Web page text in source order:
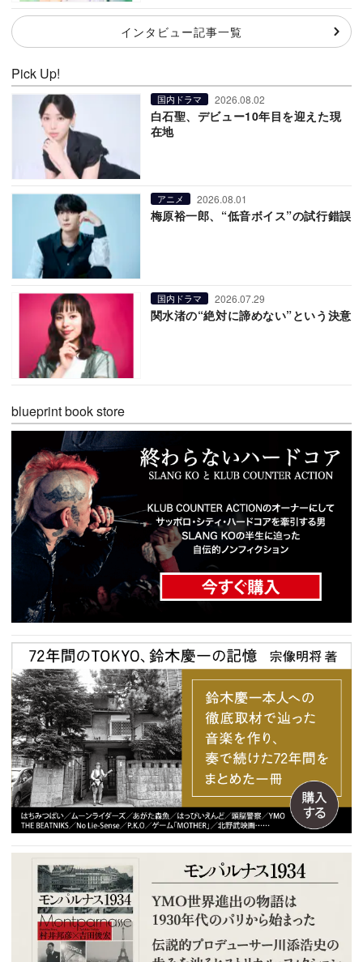
インタビュー記事一覧
Pick Up!
国内ドラマ 2026.08.02
白石聖、デビュー10年目を迎えた現
在地
アニメ 2026.08.01
梅原裕一郎、“低音ボイス”の試行錯誤
国内ドラマ 2026.07.29
関水渚の“絶対に諦めない”という決意
blueprint book store